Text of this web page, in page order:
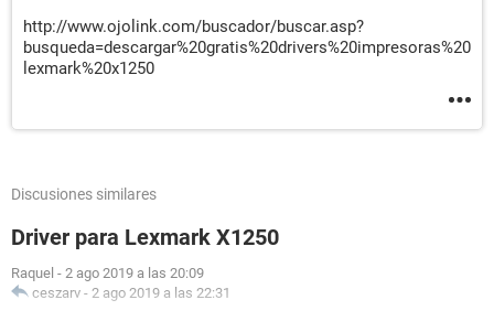
http://www.ojolink.com/buscador/buscar.asp?
busqueda=descargar%20gratis%20drivers%20impresoras%20
lexmark%20x1250
Discusiones similares
Driver para Lexmark X1250
Raquel - 2 ago 2019 a las 20:09
ceszarv - 2 ago 2019 a las 22:31